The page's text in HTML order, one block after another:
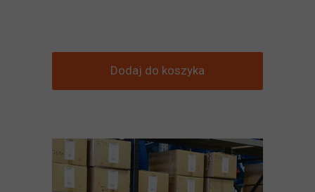
Dodaj do koszyka
Czas dostawy:5-7 dni